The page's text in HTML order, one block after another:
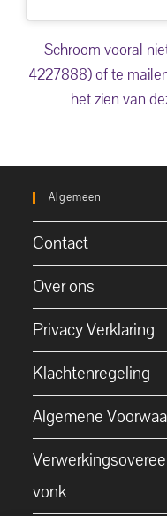
Schroom vooral
4227888) of te
het zien van
Algemeen
Contact
Over ons
Privacy Verklaring
Klachtenregeling
Algemene
vonk